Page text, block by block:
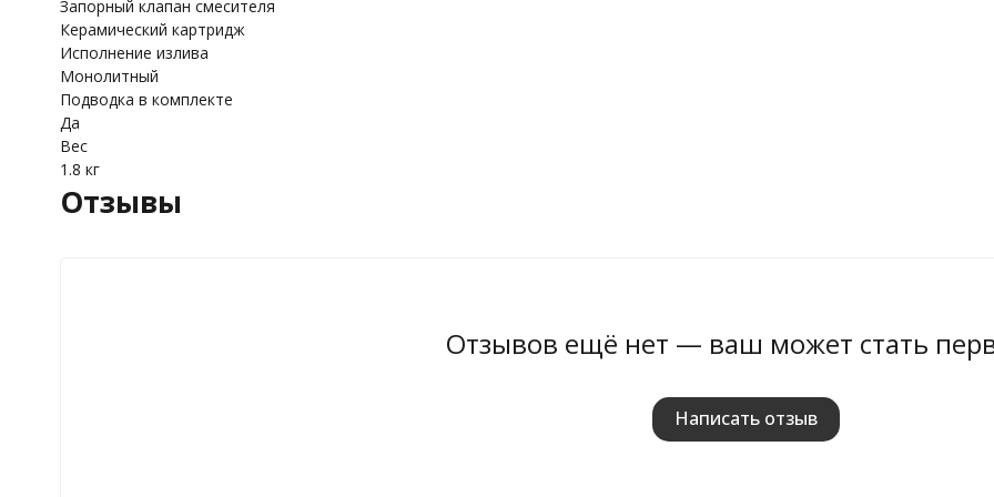
Запорный клапан смесителя
Керамический картридж
Исполнение излива
Монолитный
Подводка в комплекте
Да
Вес
1.8 кг
Отзывы
Отзывов ещё нет — ваш может стать
Написать отзыв